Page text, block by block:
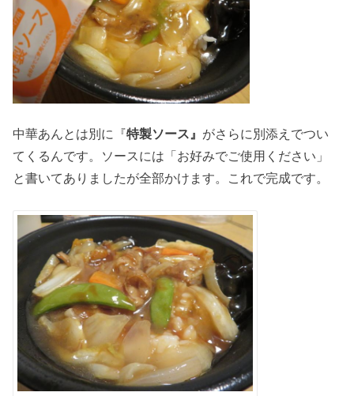
中華あんとは別に『特製ソース』 がさらに別添えでつい
てくるんです。ソースには「お好みでご使用ください」
と書いてありましたが全部かけます。これで完成です。